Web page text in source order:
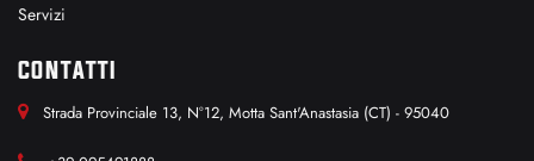
Servizi
CONTATTI
Strada Provinciale 13, N°12, Motta Sant'Anastasia (CT) - 95040